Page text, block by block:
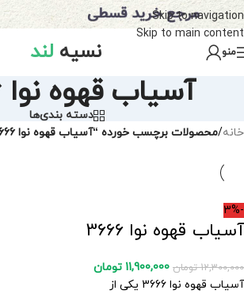
Skip to navigation
Skip to main content
منو نسیهلند
آسیاب قهوه نوا 3666
دسته بندی‌ها
خانه/محصولات برچسب خورده “آسیاب قهوه نوا 3666”
-3%
آسیاب قهوه نوا 3666
12,300,000 تومان 11,900,000 تومان
آسیاب قهوه نوا 3666 یکی از